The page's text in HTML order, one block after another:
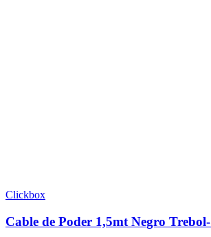
Clickbox
Cable de Poder 1,5mt Negro